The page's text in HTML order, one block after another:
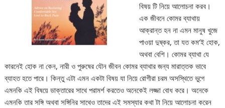
বিষয় টি নিয়ে আলোচনা করব।
এক জীবনে কোমর ব্যাথায়
আক্রান্ত হন না এমন মানুষ খুজে
পাওয়া দুষ্কর, তা যত কম’ই হোক,
অথবা বেশি। কোমর ব্যাথা যে
কারনেই হোক না কেন, নারী ও পুরুষের যৌন জীবন কোমর ব্যাথার জন্য মারাত্তক ভাবে
ব্যাহত হতে পারে। কিন্তু এটা এমন একটা বিষয় যা নিয়ে রোগীরা চরম অসস্থিতে ভুগে
এমনকি এই বিষয়ে ডাক্তারের সাথে পরামর্শ করতেও অনেকেই লজ্জা বোধ করে। অনেকে
এমনকি তার সঙ্গি অথবা সঙ্গিনির সাথেও তাদের এই সমস্যার কথা টা নিয়ে আলোচনা করেন